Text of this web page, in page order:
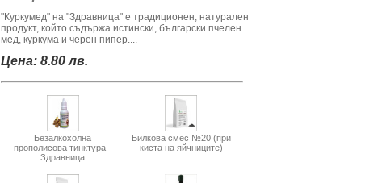
"Куркумед" на "Здравница" е традиционен, натурален
продукт, който съдържа истински, български пчелен
мед, куркума и черен пипер....
Цена: 8.80 лв.
Безалкохолна
прополисова тинктура -
Здравница
Билкова смес №20 (при
киста на яйчниците)